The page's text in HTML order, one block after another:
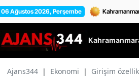
06 Ağustos 2026, Perşembe
Ajans344 | Ekonomi | Girişim